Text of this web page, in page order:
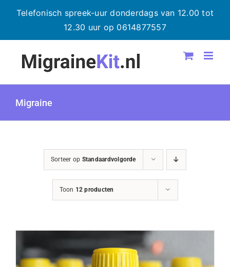
Telefonisch spreek-uur donderdags van 12.00 tot
12.30 uur op 0614877557
Migraine
Sorteer op Standaardvolgorde
Toon 12 producten